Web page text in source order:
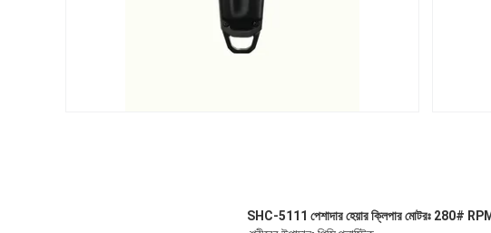
SHC-5111 পেশাদার হেয়ার ক্লিপার মোটরঃ 280#